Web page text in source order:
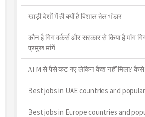
खाड़ी देशों में ही क्यों है व‍िशाल तेल भंडार
कौन है गिग वर्कर्स और सरकार से किया है मांग
प्रमुख मांगें
ATM से पैसे कट गए लेकिन कैश नहीं मिला? कैसे
Best jobs in UAE countries and
Best jobs in Europe countries and